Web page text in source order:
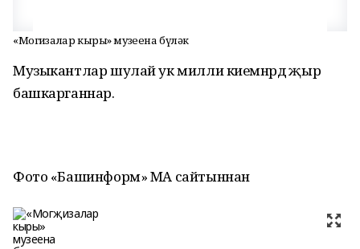
«Могҗизалар кыры» музеена бүләк
Музыкантлар шулай ук милли киемнәрдә җыр
башкарганнар.
Фото «Башинформ» МА сайтыннан